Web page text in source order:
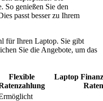
So genießen Sie den
passt besser zu Ihrem
für Ihren Laptop. Sie gibt
Sie die Angebote, um das
Flexible
Laptop
Raten